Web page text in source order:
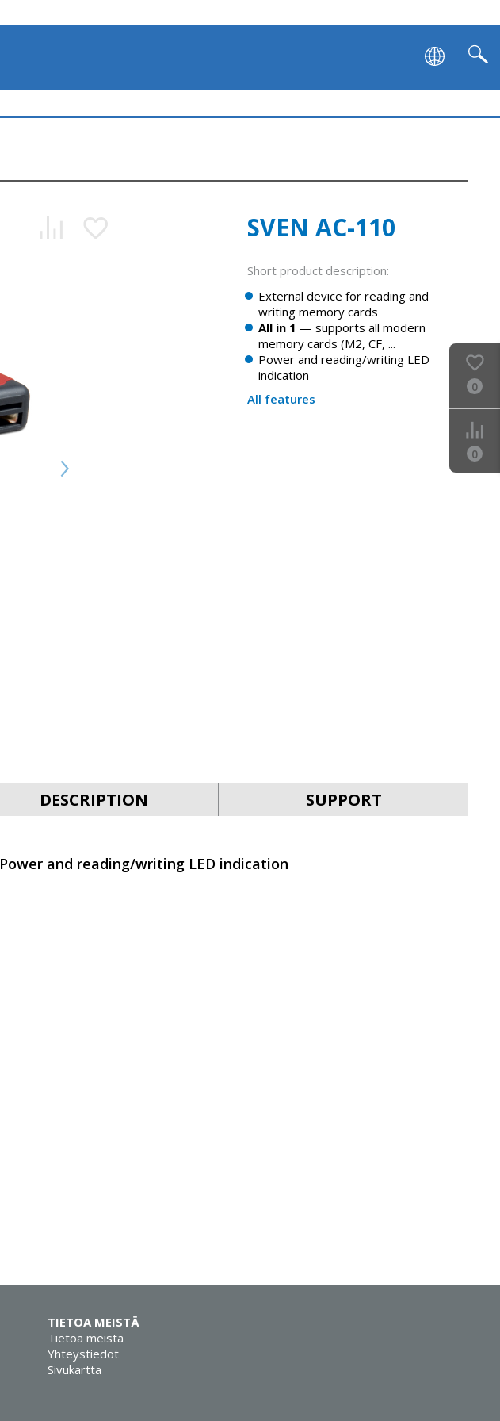
SVEN AC-110
Short product description:
External device for reading and
writing memory cards
All in 1 — supports all modern
memory cards (M2, CF, ...
Power and reading/writing LED
indication
All features
DESCRIPTION SUPPORT
Power and reading/writing LED indication
0
0
TIETOA MEISTÄ
Tietoa meistä
Yhteystiedot
Sivukartta